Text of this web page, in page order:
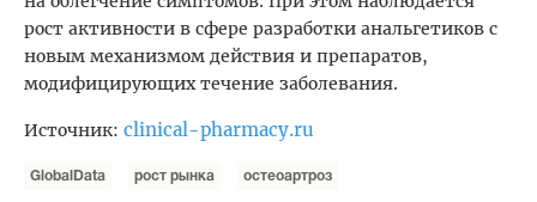
рост активности в сфере разработки анальгетиков с
новым механизмом действия и препаратов,
модифицирующих течение заболевания.
Источник: clinical-pharmacy.ru
GlobalData рост рынка остеоартроз